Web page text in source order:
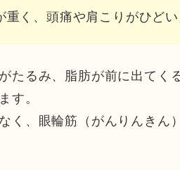
重く、頭痛や肩こりがひどい
たるみ、脂肪が前に出てく
す。
く、眼輪筋（がんりんきん